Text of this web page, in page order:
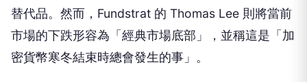
替代品。然而，Fundstrat 的 Thomas Lee 則將當前
市場的下跌形容為「經典市場底部」，並稱這是「加
密貨幣寒冬結束時總會發生的事」。